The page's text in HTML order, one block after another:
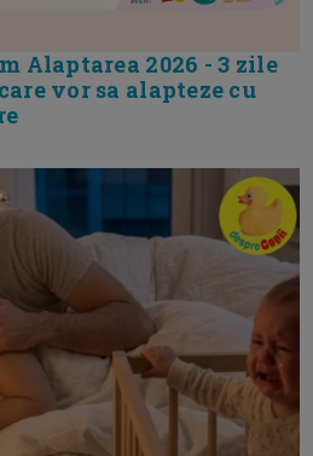
Alaptarea 2026 - 3 zile
vor sa alapteze cu